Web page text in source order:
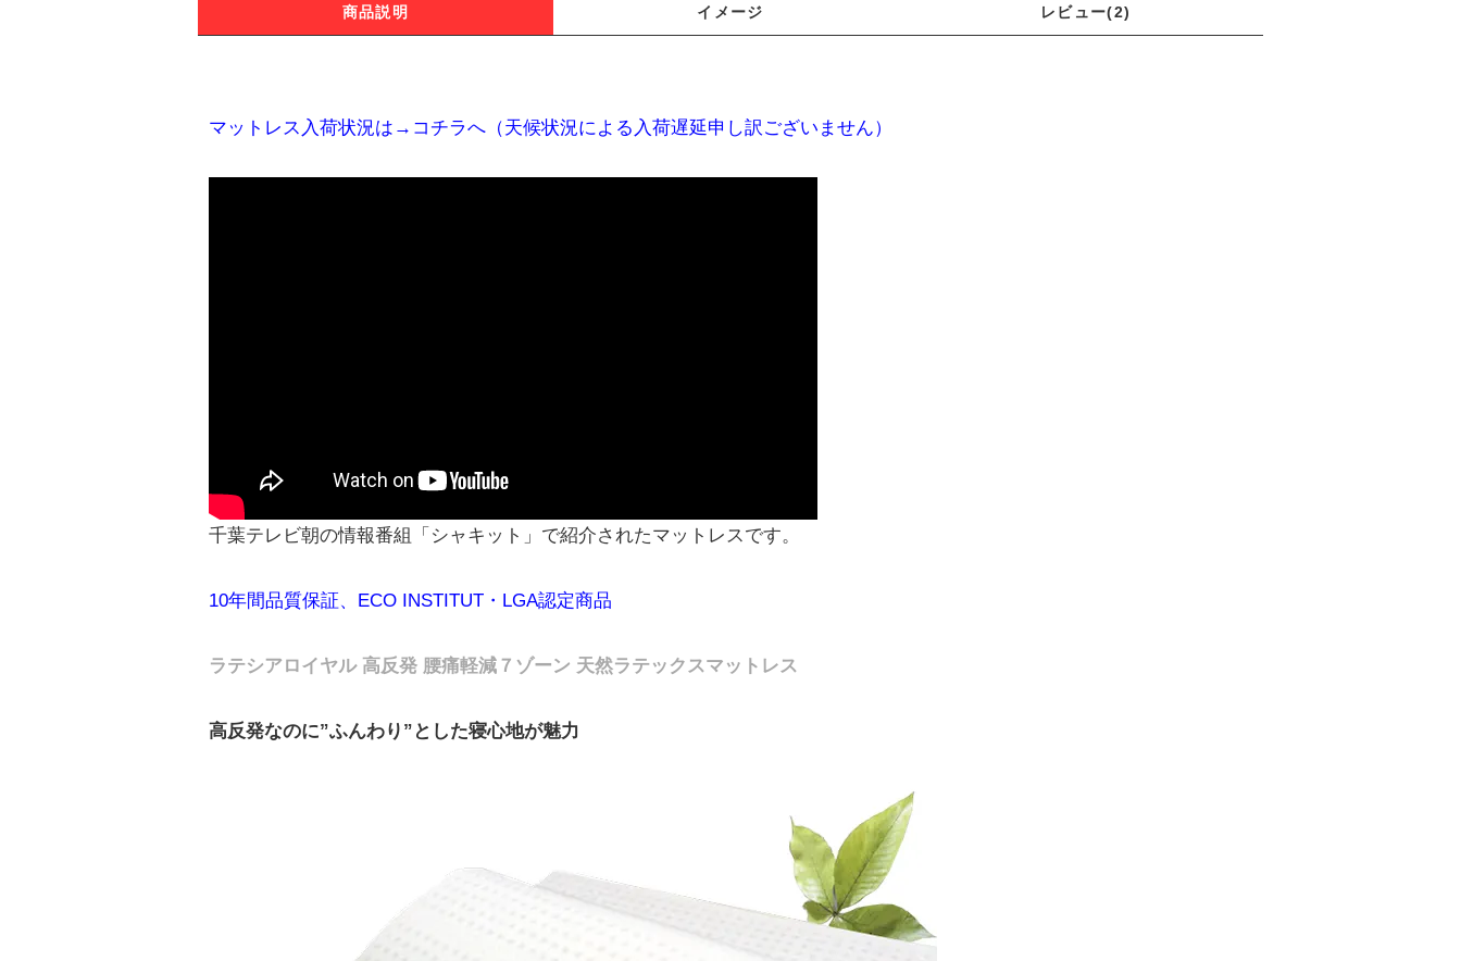
商品説明 イメージ レビュー(2)
マットレス入荷状況は→コチラへ（天候状況による入荷遅延申し訳ございません）
千葉テレビ朝の情報番組「シャキット」で紹介されたマットレスです。
10年間品質保証、ECO INSTITUT・LGA認定商品
ラテシアロイヤル 高反発 腰痛軽減７ゾーン 天然ラテックスマットレス
高反発なのに”ふんわり”とした寝心地が魅力